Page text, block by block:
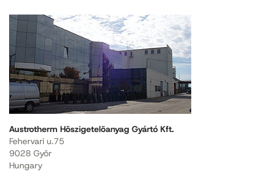
Austrotherm Höszigetelöanyag Gyártó Kft.
Fehervari u.75
9028 Györ
Hungary